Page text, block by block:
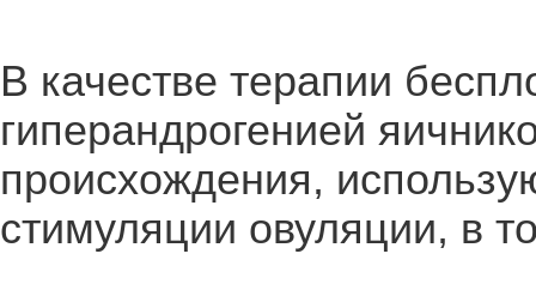
В качестве терапии
гиперандрогенией
происхождения,
стимуляции овуляции, в